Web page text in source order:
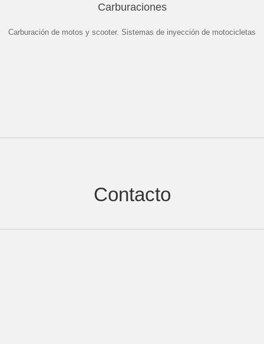
Carburaciones
Carburación de motos y scooter. Sistemas de inyección de motocicletas
Contacto